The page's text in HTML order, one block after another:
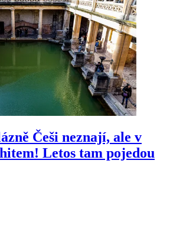
Češi neznají, ale v
Letos tam pojedou